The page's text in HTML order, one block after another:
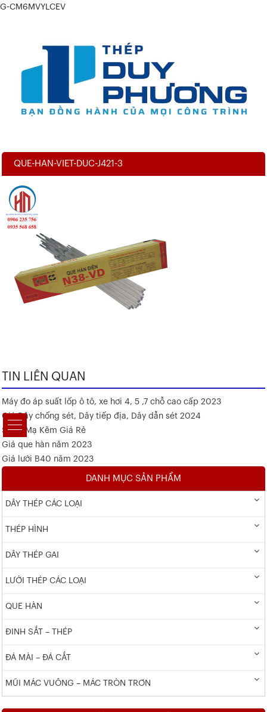
G-CM6MVYLCEV
QUE-HAN-VIET-DUC-J421-3
TIN LIÊN QUAN
Máy đo áp suất lốp ô tô, xe hơi 4, 5 ,7 chỗ cao cấp 2023
Giá Dây chống sét, Dây tiếp địa, Dây dẫn sét 2024
Sắt V Mạ Kẽm Giá Rẻ
Giá que hàn năm 2023
Giá lưới B40 năm 2023
DANH MỤC SẢN PHẨM
DÂY THÉP CÁC LOẠI
THÉP HÌNH
DÂY THÉP GAI
LƯỚI THÉP CÁC LOẠI
QUE HÀN
ĐINH SẮT – THÉP
ĐÁ MÀI – ĐÁ CẮT
MŨI MÁC VUÔNG – MÁC TRÒN TRƠN